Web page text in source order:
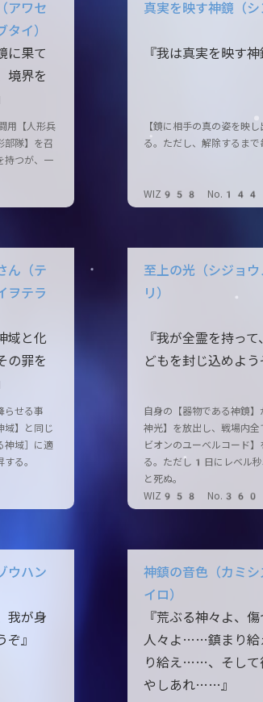
アワセ
イ）
に果て
境界を
用【人形兵
部隊】を召
持つが、一
真実を映す神鏡（シ
『我は真実を映す
【鏡に相手の真の姿を映
る。ただし、解除するまで
WIZ958 No.144
ん（テ
ヲテラ
域と化
の罪を
らせる事
域】と同じ
神域］に適
る。
至上の光（シジョウ
リ）
『我が全霊を持っ
どもを封じ込めよう
自身の【器物である神鏡】
神光】を放出し、戦場内全
ビオンのユーベルコード】
る。ただし1日にレベル秒
と死ぬ。
WIZ958 No.360
ウハン
我が身
』
神鎮の音色（カミシ
イロ）
『荒ぶる神々よ、
人々よ……鎮まり
り給え……、そして
やしあれ……』